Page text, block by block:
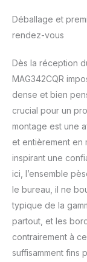
Déballage et
rendez-vous
Dès la réception
MAG342CQR
dense et bien
crucial pour un
montage est une
et entièrement en
inspirant une
ici, l’ensemble
le bureau, il ne
typique de la
partout, et les
contrairement à
suffisamment fins